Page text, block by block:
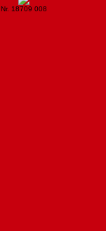
Nr. 18709 008